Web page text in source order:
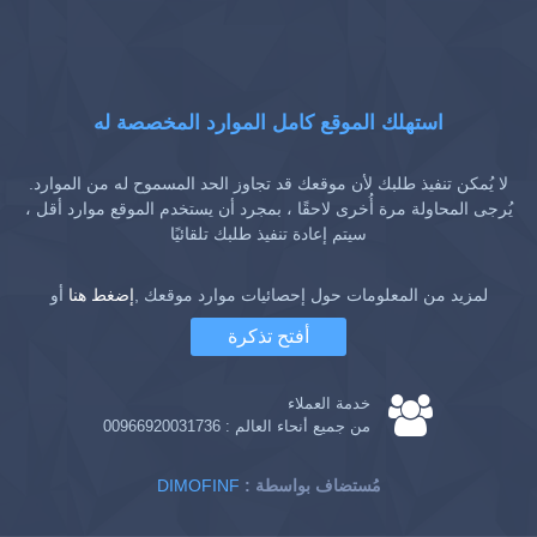
استهلك الموقع كامل الموارد المخصصة له
لا يُمكن تنفيذ طلبك لأن موقعك قد تجاوز الحد المسموح له من الموارد.
يُرجى المحاولة مرة أُخرى لاحقًا ، بمجرد أن يستخدم الموقع موارد أقل ،
سيتم إعادة تنفيذ طلبك تلقائيًا
لمزيد من المعلومات حول إحصائيات موارد موقعك ,إضغط هنا أو
أفتح تذكرة
خدمة العملاء
من جميع أنحاء العالم : 00966920031736
DIMOFINF : مُستضاف بواسطة